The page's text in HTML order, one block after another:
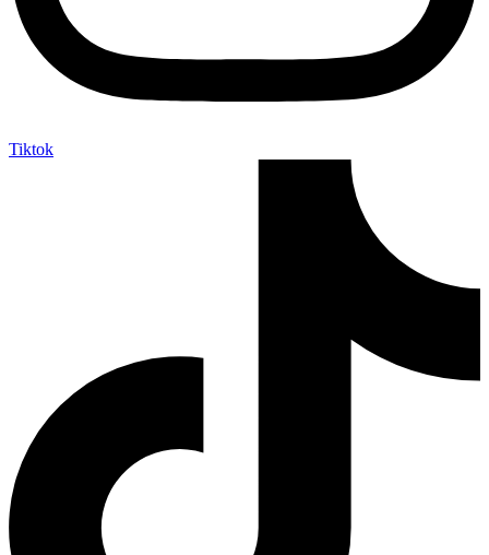
Tiktok